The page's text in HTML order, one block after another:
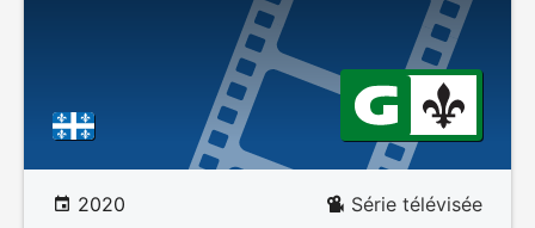
2020 Série télévisée